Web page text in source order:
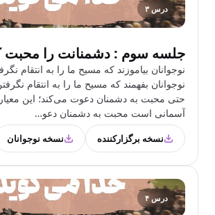
درس ۳
جلسه سوم : دشمنانت را محبت
نوجوانان بیاموزند که مسیح ما را به انتقام
نوجوانان بفهمند که مسیح ما را به انتقام‌
حتی محبت به دشمنان دعوت می‌کند؛ این معیار
آسمانی است محبت به دشمنان دعو…
نسخه برگزارکننده نسخه نوجوانان
درس ۴